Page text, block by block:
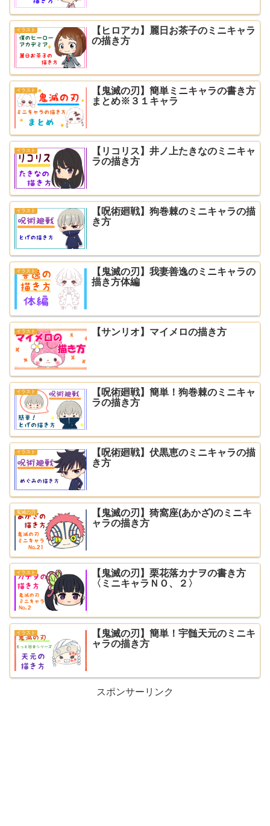
イラスト
【ヒロアカ】麗日お茶子のミニキャラ
の描き方
イラスト
【鬼滅の刃】簡単ミニキャラの書き方
まとめ※３１キャラ
イラスト
【リコリス】井ノ上たきなのミニキャ
ラの描き方
イラスト
【呪術廻戦】狗巻棘のミニキャラの描
き方
イラスト
【鬼滅の刃】我妻善逸のミニキャラの
描き方体編
イラスト 【サンリオ】マイメロの描き方
イラスト
【呪術廻戦】簡単！狗巻棘のミニキャ
ラの描き方
イラスト
【呪術廻戦】伏黒恵のミニキャラの描
き方
鬼滅の刃
【鬼滅の刃】猗窩座(あかざ)のミニキ
ャラの描き方
イラスト
【鬼滅の刃】栗花落カナヲの書き方
〈ミニキャラＮＯ、２〉
イラスト
【鬼滅の刃】簡単！宇髄天元のミニキ
ャラの描き方
スポンサーリンク